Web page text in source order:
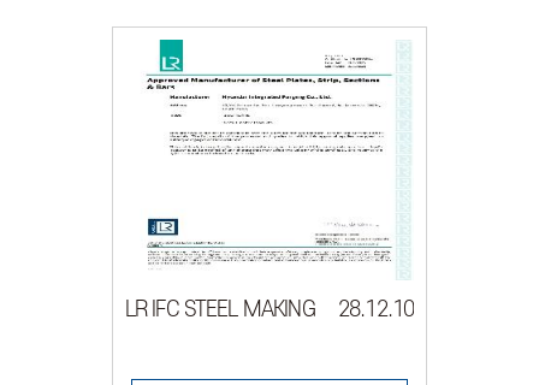
LR IFC STEEL MAKING 28.12.10